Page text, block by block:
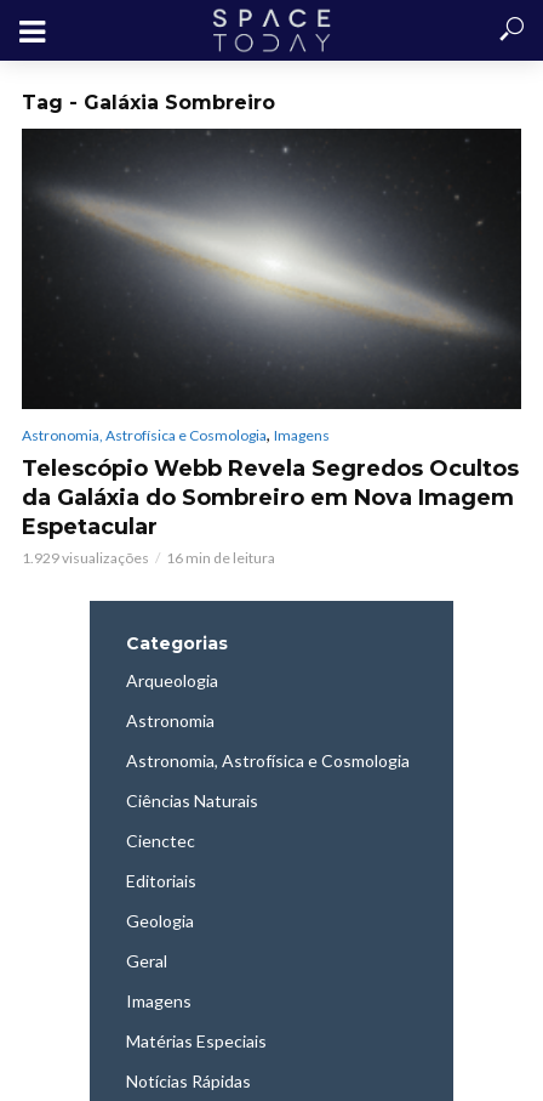
Tag - Galáxia Sombreiro
Astronomia, Astrofísica e Cosmologia, Imagens
Telescópio Webb Revela Segredos Ocultos
da Galáxia do Sombreiro em Nova Imagem
Espetacular
1.929 visualizações 16 min de leitura
Categorias
Arqueologia
Astronomia
Astronomia, Astrofísica e Cosmologia
Ciências Naturais
Cienctec
Editoriais
Geologia
Geral
Imagens
Matérias Especiais
Notícias Rápidas